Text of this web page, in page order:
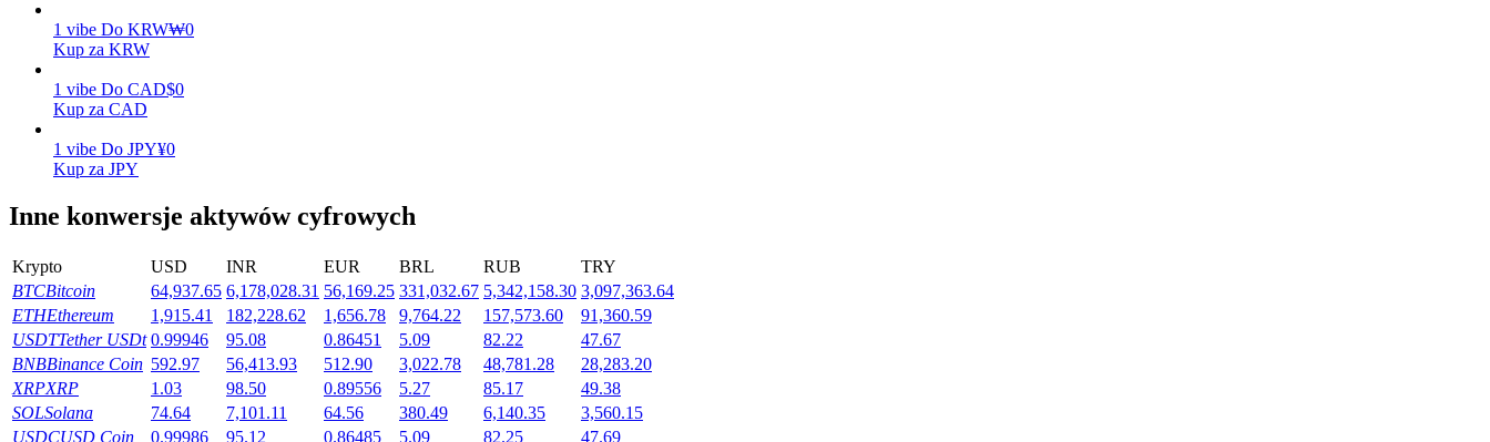
Mocna Świnka
1 vibe Do KRW₩0
Kup za KRW
1 vibe Do CAD$0
Kup za CAD
1 vibe Do JPY¥0
Kup za JPY
Inne konwersje aktywów cyfrowych
Krypto USD INR EUR BRL RUB
TRY
BTCBitcoin 64,937.65 6,178,028.31 56,169.25 331,032.67 5,342,158.30 3,097,363.64
ETHEthereum 1,915.41 182,228.62 1,656.78 9,764.22 157,573.60
91,360.59
USDTTether USDt 0.99946 95.08 0.86451 5.09 82.22
47.67
BNBBinance Coin 592.97 56,413.93 512.90 3,022.78 48,781.28
28,283.20
XRPXRP 1.03 98.50 0.89556 5.27 85.17
49.38
SOLSolana 74.64 7,101.11 64.56 380.49 6,140.35
3,560.15
USDCUSD Coin 0.99986 95.12 0.86485 5.09 82.25
47.69